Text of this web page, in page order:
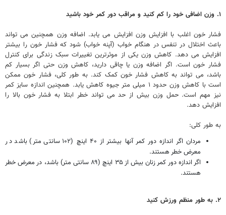
۱. وزن اضافی خود را کم کنید و مراقب دور کمر خود باشید
فشار خون اغلب با افزایش وزن افزایش می یابد. اضافه وزن همچنین می تواند
باعث اختلال در تنفس در هنگام خواب (آپنه خواب) شود که فشار خون را بیشتر
افزایش می دهد. کاهش وزن یکی از موثرترین تغییرات سبک زندگی برای کنترل
فشار خون است. اگر اضافه وزن یا چاقی دارید، کاهش وزن حتی اگر بسیار کم
باشد، می تواند به کاهش فشار خون کمک کند. به طور کلی، فشار خون ممکن
است با کاهش وزن حدود ۱ میلی متر جیوه کاهش یابد. همچنین اندازه سایز کمر
نیز مهم است. حمل وزن بیش از حد می تواند خطر ابتلا به فشار خون بالا را
افزایش دهد.
به طور کلی:
مردان اگر اندازه دور کمر آنها بیشتر از ۴۰ اینچ (۱۰۲ سانتی متر) باشد در
معرض خطر هستند.
اگر اندازه دور کمر زنان بیش از ۳۵ اینچ (۸۹ سانتی متر) باشد، در معرض خطر
هستند.
۲. به طور منظم ورزش کنید